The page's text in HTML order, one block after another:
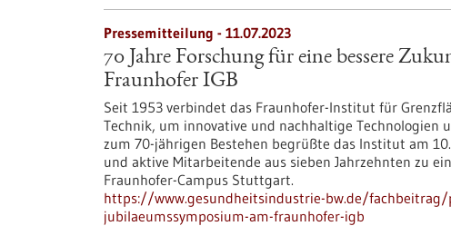
Pressemitteilung - 11.07.2023
70 Jahre Forschung für eine bessere
Fraunhofer IGB
Seit 1953 verbindet das Fraunhofer-Institut für
Technik, um innovative und nachhaltige Technologien
zum 70-jährigen Bestehen begrüßte das Institut am
und aktive Mitarbeitende aus sieben Jahrzehnten zu
Fraunhofer-Campus Stuttgart.
https://www.gesundheitsindustrie-bw.de/
jubilaeumssymposium-am-fraunhofer-igb